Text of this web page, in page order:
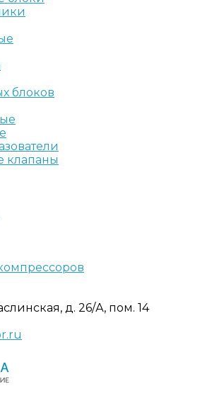
блоков
клапаны
д. 26/А, пом. 14